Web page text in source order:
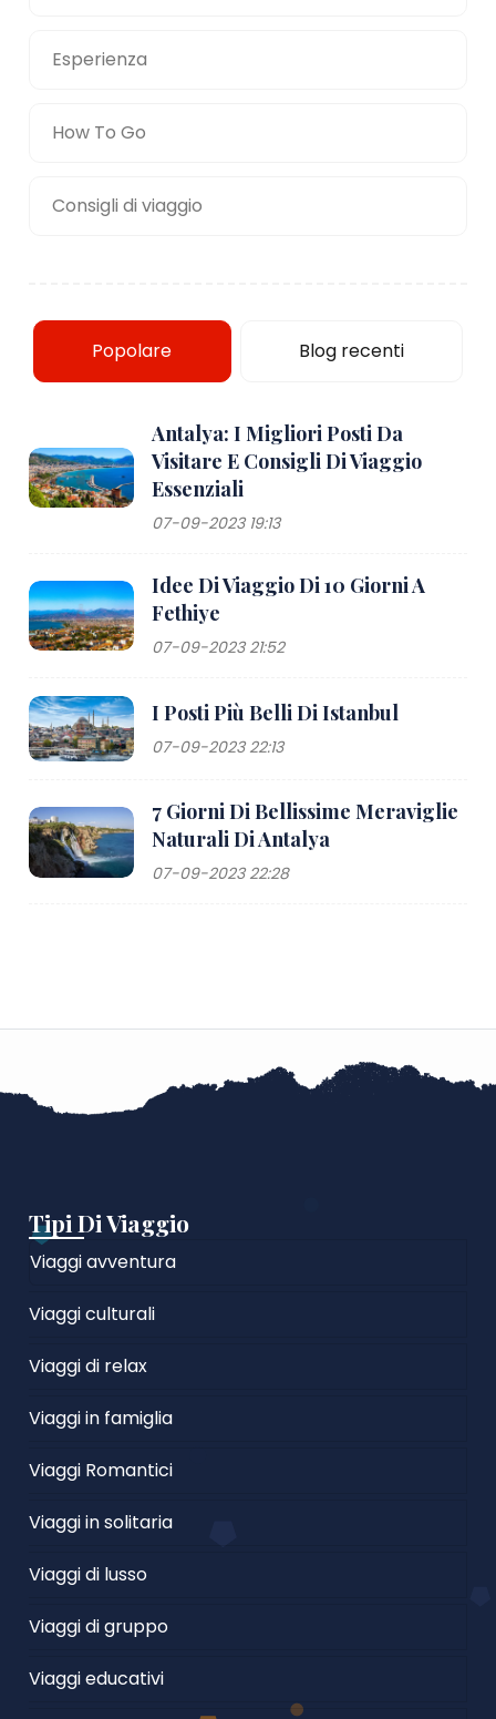
Esperienza
How To Go
Consigli di viaggio
Popolare Blog recenti
Antalya: I Migliori Posti Da
Visitare E Consigli Di Viaggio
Essenziali
07-09-2023 19:13
Idee Di Viaggio Di 10 Giorni A
Fethiye
07-09-2023 21:52
I Posti Più Belli Di Istanbul
07-09-2023 22:13
7 Giorni Di Bellissime Meraviglie
Naturali Di Antalya
07-09-2023 22:28
Tipi Di Viaggio
Viaggi avventura
Viaggi culturali
Viaggi di relax
Viaggi in famiglia
Viaggi Romantici
Viaggi in solitaria
Viaggi di lusso
Viaggi di gruppo
Viaggi educativi